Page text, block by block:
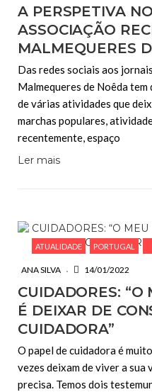
A PERSPETIVA
ASSOCIAÇÃO
MALMEQUERES
Das redes sociais aos
Malmequeres de Noêda
de várias atividades que
marchas populares,
recentemente, espaço
Ler mais
ATUALIDADE PORTUGAL
ANA SILVA 14/01/2022
CUIDADORES:
É DEIXAR DE
CUIDADORA”
O papel de cuidadora é
vezes deixam de viver a sua
precisa. Temos dois